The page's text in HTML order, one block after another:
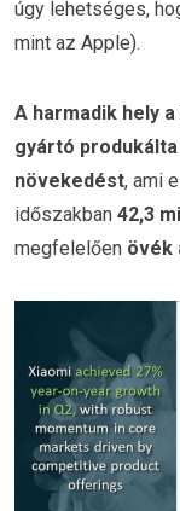
úgy lehetséges,
mint az Apple).
A harmadik hely
gyártó
növekedést, ami
időszakban 42,3
megfelelően övék